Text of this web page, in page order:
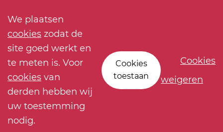
We plaatsen
cookies zodat de
site goed werkt en
te meten is. Voor
cookies van
derden hebben wij
uw toestemming
nodig.
Cookies
toestaan
Cookies
weigeren